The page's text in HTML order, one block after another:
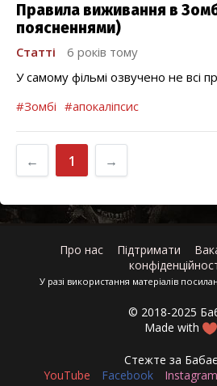
Правила виживання в
поясненнями)
Статті
6 років тому
У самому фільмі озвучено не всі
#Зомбі #апокаліпсис
← 1 →
Про нас Підтримати
У разі використання матеріалів
© 2018-2025
Made with
Стежте за
YouTube
Facebook Instagram